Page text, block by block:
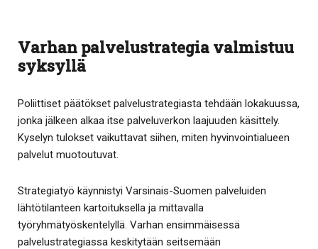
Varhan palvelustrategia valmistuu
syksyllä
Poliittiset päätökset palvelustrategiasta tehdään lokakuussa,
jonka jälkeen alkaa itse palveluverkon laajuuden käsittely.
Kyselyn tulokset vaikuttavat siihen, miten hyvinvointialueen
palvelut muotoutuvat.
Strategiatyö käynnistyi Varsinais-Suomen palveluiden
lähtötilanteen kartoituksella ja mittavalla
työryhmätyöskentelyllä. Varhan ensimmäisessä
palvelustrategiassa keskitytään seitsemään